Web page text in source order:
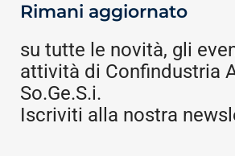
Rimani aggiornato
su tutte le novità, gli
attività di Confindustria
So.Ge.S.i.
Iscriviti alla nostra